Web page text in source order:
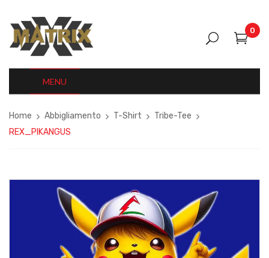
0
MENU
Home Abbigliamento T-Shirt
Tribe-Tee
REX_PIKANGUS